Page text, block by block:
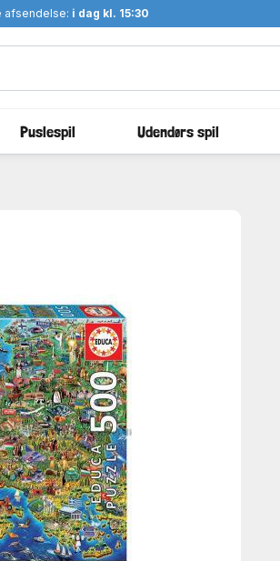
i dag kl. 15:30
Puslespil Udendørs spil